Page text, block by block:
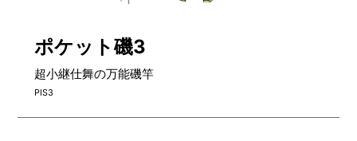
ポケット磯3
超小継仕舞の万能磯竿
PIS3